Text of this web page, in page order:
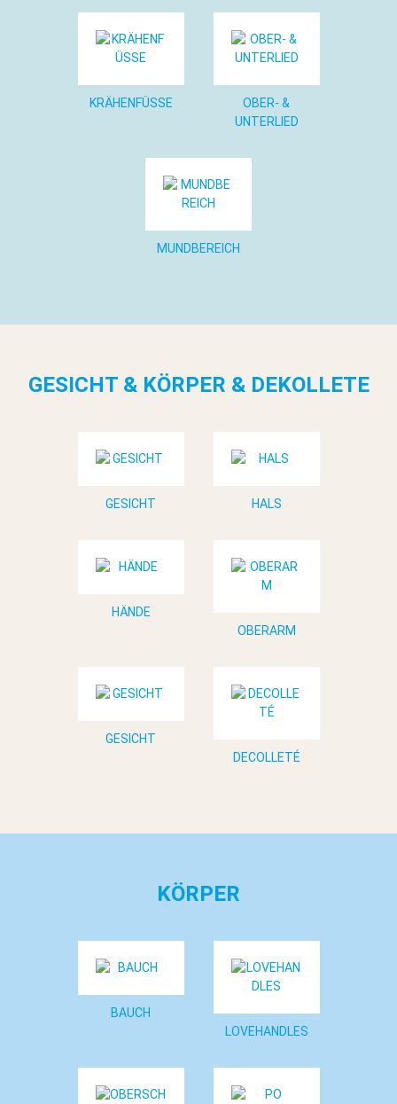
KRÄHENFÜSSE
OBER- &
UNTERLIED
MUNDBEREICH
GESICHT & KÖRPER & DEKOLLETE
GESICHT HALS
HÄNDE
OBERARM
GESICHT
DECOLLETÉ
KÖRPER
BAUCH
LOVEHANDLES